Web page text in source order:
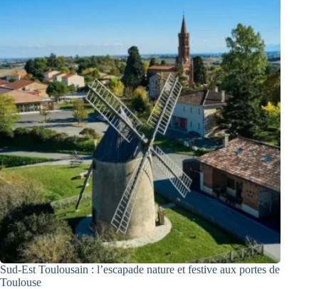
Sud-Est Toulousain : l’escapade nature et festive aux portes de
Toulouse